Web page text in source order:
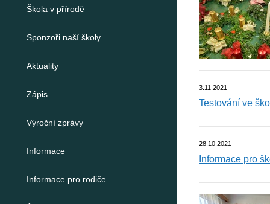
Škola v přírodě
Sponzoři naší školy
Aktuality
Zápis
Výroční zprávy
Informace
Informace pro rodiče
3.11.2021
Testování ve
28.10.2021
Informace pro